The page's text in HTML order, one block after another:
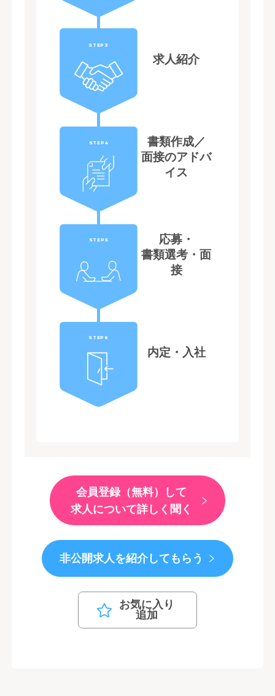
STEP3
求人紹介
STEP4
書類作成／
面接のアドバ
イス
STEP5
応募・
書類選考・面
接
STEP6
内定・入社
会員登録（無料）して
求人について詳しく聞く
非公開求人を紹介してもらう
お気に入り
追加